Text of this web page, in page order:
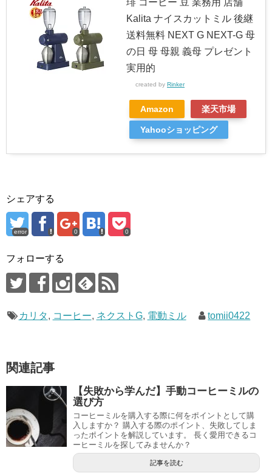
Kalita ナイスカットミル 後継
送料無料 NEXT G NEXT-G 母
の日 母 母親 義母 プレゼント
実用的
created by Rinker
Amazon 楽天市場
Yahooショッピング
シェアする
error 0 0
フォローする
カリタ, コーヒー, ネクストG, 電動ミル tomii0422
関連記事
【失敗から学んだ】手動コーヒーミルの
選び方
コーヒーミルを購入する際に何をポイントとして購
入しますか？ 購入する際のポイント、失敗してしま
ったポイントを解説しています。 長く愛用できるコ
ーヒーミルを探してみませんか？
記事を読む